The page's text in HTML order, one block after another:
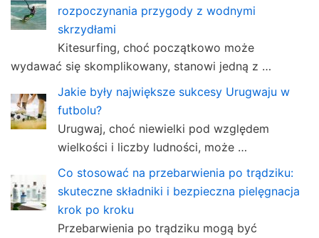
rozpoczynania przygody z wodnymi
skrzydłami
Kitesurfing, choć początkowo może
wydawać się skomplikowany, stanowi jedną z …
Jakie były największe sukcesy Urugwaju w
futbolu?
Urugwaj, choć niewielki pod względem
wielkości i liczby ludności, może …
Co stosować na przebarwienia po trądziku:
skuteczne składniki i bezpieczna pielęgnacja
krok po kroku
Przebarwienia po trądziku mogą być